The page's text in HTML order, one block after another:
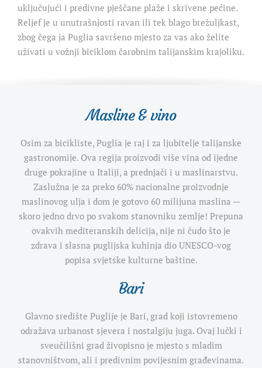
uključujući i predivne pješčane plaže i skrivene pećine.
Reljef je u unutrašnjosti ravan ili tek blago brežuljkast,
zbog čega ja Puglia savršeno mjesto za vas ako želite
uživati u vožnji biciklom čarobnim talijanskim krajoliku.
Masline & vino
Osim za bicikliste, Puglia je raj i za ljubitelje talijanske
gastronomije. Ova regija proizvodi više vina od ijedne
druge pokrajine u Italiji, a prednjači i u maslinarstvu.
Zaslužna je za preko 60% nacionalne proizvodnje
maslinovog ulja i dom je gotovo 60 milijuna maslina —
skoro jedno drvo po svakom stanovniku zemlje! Prepuna
ovakvih mediteranskih delicija, nije ni čudo što je
zdrava i slasna puglijska kuhinja dio UNESCO-vog
popisa svjetske kulturne baštine.
Bari
Glavno središte Puglije je Bari, grad koji istovremeno
odražava urbanost sjevera i nostalgiju juga. Ovaj lučki i
sveučilišni grad živopisno je mjesto s mladim
stanovništvom, ali i predivnim povijesnim građevinama.